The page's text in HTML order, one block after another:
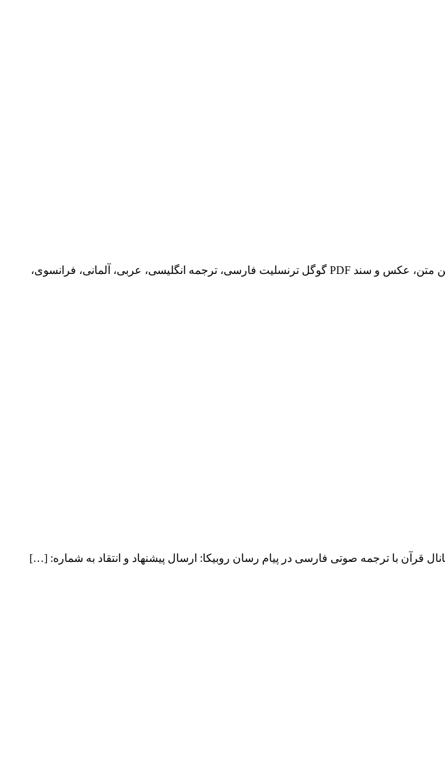
دانلود برنامه ترجمه گوگل فارسی و انگلیسی به 100 زبان زنده دنیا؛ مترجم گوگل اندروید 4 ترجمه آفلاین و آنلاین متن، عکس و سند PDF گوگل ترنسلیت فارسی، ترجمه انگلیسی، عربی، آلمانی، فرانسوی،
قرآن با ترجمه صوتی فارسی در پیام رسان روبیکا: ارسال پیشنهاد و انتقاد به شماره: […]